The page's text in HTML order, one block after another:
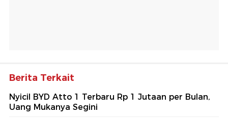
Berita Terkait
Nyicil BYD Atto 1 Terbaru Rp 1 Jutaan per Bulan,
Uang Mukanya Segini